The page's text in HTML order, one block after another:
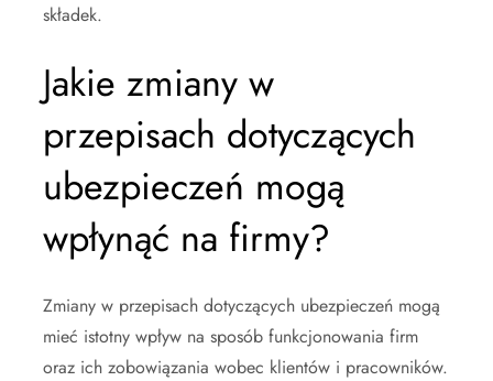
składek.
Jakie zmiany w
przepisach dotyczących
ubezpieczeń mogą
wpłynąć na firmy?
Zmiany w przepisach dotyczących ubezpieczeń mogą
mieć istotny wpływ na sposób funkcjonowania firm
oraz ich zobowiązania wobec klientów i pracowników.